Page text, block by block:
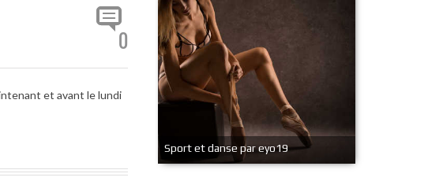
0
et avant le lundi
Sport et danse par eyo19